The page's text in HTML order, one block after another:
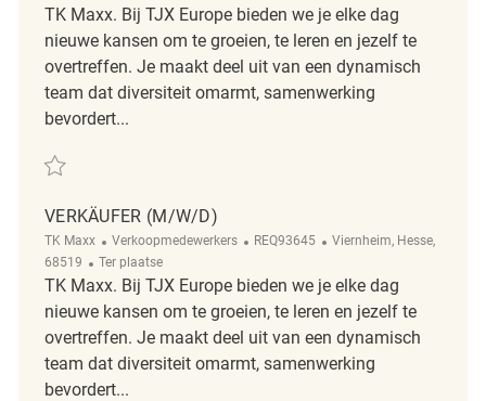
TK Maxx. Bij TJX Europe bieden we je elke dag
nieuwe kansen om te groeien, te leren en jezelf te
overtreffen. Je maakt deel uit van een dynamisch
team dat diversiteit omarmt, samenwerking
bevordert...
Redden Verkäufer (m/w/d) REQ123948
VERKÄUFER (M/W/D)
TK Maxx Categorie
Verkoopmedewerkers ReqId
REQ93645 Plaats
Viernheim, Hesse,
68519
Afgelegen
Ter plaatse
TK Maxx. Bij TJX Europe bieden we je elke dag
nieuwe kansen om te groeien, te leren en jezelf te
overtreffen. Je maakt deel uit van een dynamisch
team dat diversiteit omarmt, samenwerking
bevordert...